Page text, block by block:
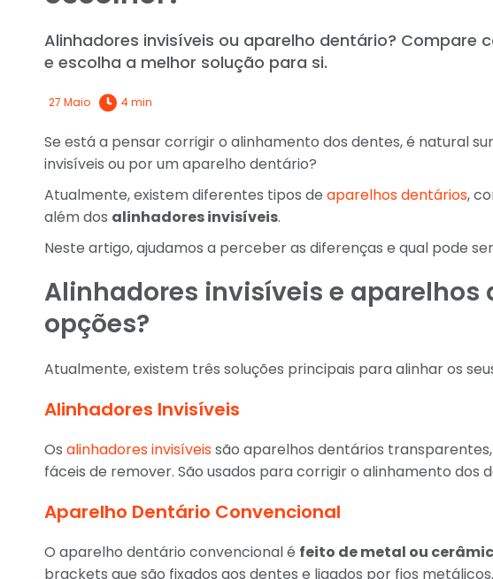
Alinhadores invisíveis ou aparelho dentário? Compare
e escolha a melhor solução para si.
27 Maio 4 min
Se está a pensar corrigir o alinhamento dos dentes, é natural
invisíveis ou por um aparelho dentário?
Atualmente, existem diferentes tipos de aparelhos dentários,
além dos alinhadores invisíveis.
Neste artigo, ajudamos a perceber as diferenças e qual pode
Alinhadores invisíveis e aparelhos
opções?
Atualmente, existem três soluções principais para alinhar os
Alinhadores Invisíveis
Os alinhadores invisíveissão aparelhos dentários
fáceis de remover. São usados para corrigir o alinhamento dos
Aparelho Dentário Convencional
O aparelho dentário convencional é feito de metal ou
brackets que são fixados aos dentes e ligados por fios metálicos.